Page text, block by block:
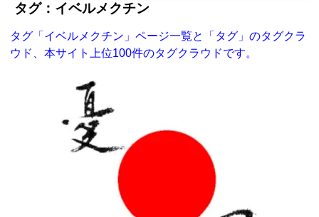
タグ：イベルメクチン
タグ「イベルメクチン」ページ一覧と「タグ」のタグクラ
ウド、本サイト上位100件のタグクラウドです。